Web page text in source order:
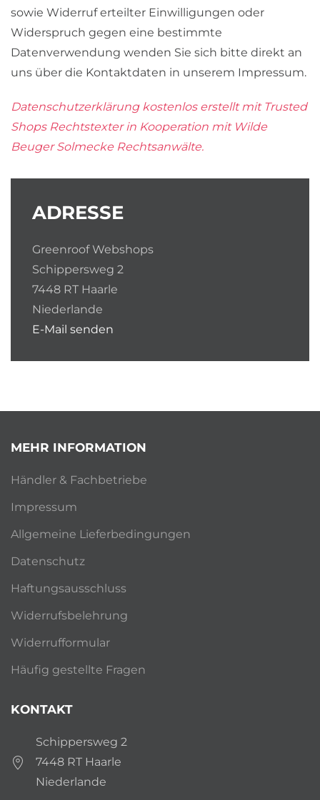
sowie Widerruf erteilter Einwilligungen oder
Widerspruch gegen eine bestimmte
Datenverwendung wenden Sie sich bitte direkt an
uns über die Kontaktdaten in unserem Impressum.
Datenschutzerklärung kostenlos erstellt mit Trusted
Shops Rechtstexter in Kooperation mit Wilde
Beuger Solmecke Rechtsanwälte.
ADRESSE
Greenroof Webshops
Schippersweg 2
7448 RT Haarle
Niederlande
E-Mail senden
MEHR INFORMATION
Händler & Fachbetriebe
Impressum
Allgemeine Lieferbedingungen
Datenschutz
Haftungsausschluss
Widerrufsbelehrung
Widerrufformular
Häufig gestellte Fragen
KONTAKT
Schippersweg 2
7448 RT Haarle
Niederlande